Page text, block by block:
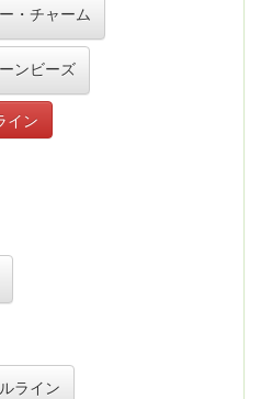
・チャーム
ンビーズ
イン
ライン